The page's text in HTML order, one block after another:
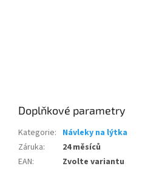
Doplňkové parametry
Kategorie: Návleky na lýtka
Záruka:
24 měsíců
EAN:
Zvolte variantu